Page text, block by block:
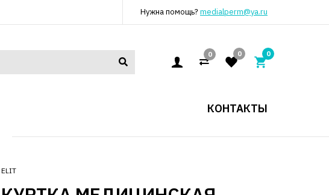
Нужна помощь?medialperm@ya.ru
0 0 0
КОНТАКТЫ
ELIT